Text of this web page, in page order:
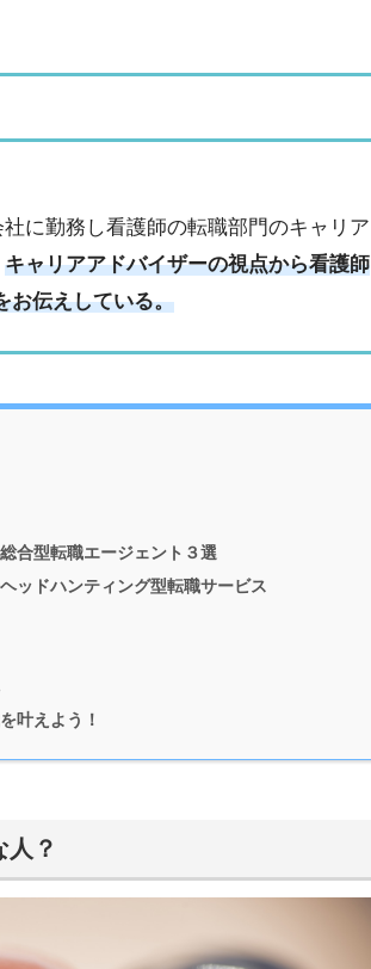
に勤務し看護師の転職部門のキャリア
キャリアアドバイザーの視点から看護師
お伝えしている。
合型転職エージェント３選
ッドハンティング型転職サービス
叶えよう！
人？